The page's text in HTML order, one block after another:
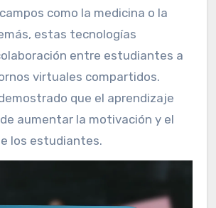
como la medicina o la
estas tecnologías
entre estudiantes a
virtuales compartidos.
que el aprendizaje
aumentar la motivación y el
los estudiantes.